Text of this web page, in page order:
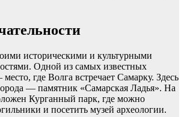
историческими и культурными
Одной из самых известных
где Волга встречает Самарку. Здесь
— памятник «Самарская Ладья». На
Курганный парк, где можно
и посетить музей археологии.